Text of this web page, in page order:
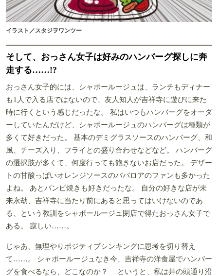
イラスト／スタジヲワンツー
そして、おっさん女子は好みのハンバーグ探しに奔
走する……!?
おっさん女子的には、シャポールージュは、ランチもディナー
も1人で入る店ではないので、友人知人が吉祥寺に遊びに来た
時に行くという感じだったな。 私はいつもハンバーグをオーダ
ーしていたんだけど、シャポールージュのハンバーグは種類が
多くて好きだった。 基本のデミグラスソースのハンバーグ、和
風、チーズ入り、フライとの盛り合わせなどなど。 ハンバーグ
の選択肢が多くて、何度行っても飽きないお店だった。 デザー
トの甘酸っぱいオレンジソースのババロアのファンも多かった
よね。 あとバンビ焼きも好きだったな。 自分の好きな店が未
来永劫、吉祥寺に当たり前にあると思ってはいけないのであ
る、という教訓をシャポールージュ閉店で得たおっさん女子で
ある。 寂しい……。
じゃあ、無理やりポジティブシンキングに思考を切り替え
て……。 シャポールージュなき今、吉祥寺の洋食屋でハンバー
グを食べるなら、どこなのか？ というと、私は井の頭通り沿